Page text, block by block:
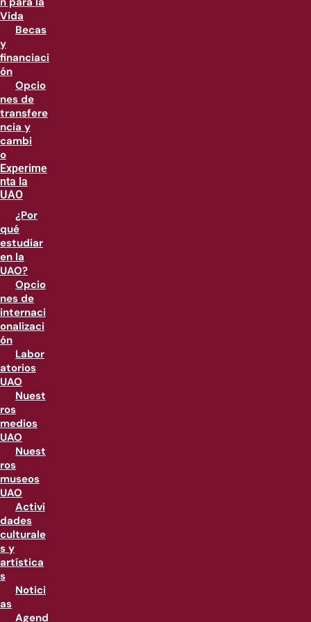
Vida
Becas
y
financiaci
ón
Opcio
nes de
transfere
ncia y
cambi
o
Experime
nta la
UAO
¿Por
qué
estudiar
en la
UAO?
Opcio
nes de
internaci
onalizaci
ón
Labor
atorios
UAO
Nuest
ros
medios
UAO
Nuest
ros
museos
UAO
Activi
dades
culturale
s y
artística
s
Notici
as
Agend